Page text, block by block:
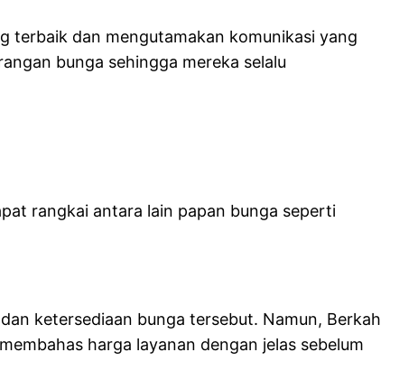
terbaik dan mengutamakan komunikasi yang
bunga sehingga mereka selalu
rangkai antara lain papan bunga seperti
ketersediaan bunga tersebut. Namun, Berkah
harga layanan dengan jelas sebelum